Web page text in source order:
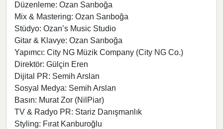
Düzenleme: Ozan Sarıboğa
Mix & Mastering: Ozan Sarıboğa
Stüdyo: Ozan’s Music Studio
Gitar & Klavye: Ozan Sarıboğa
Yapımcı: City NG Müzik Company (City NG Co.)
Direktör: Gülçin Eren
Dijital PR: Semih Arslan
Sosyal Medya: Semih Arslan
Basın: Murat Zor (NilPiar)
TV & Radyo PR: Stariz Danışmanlık
Styling: Fırat Kanburoğlu